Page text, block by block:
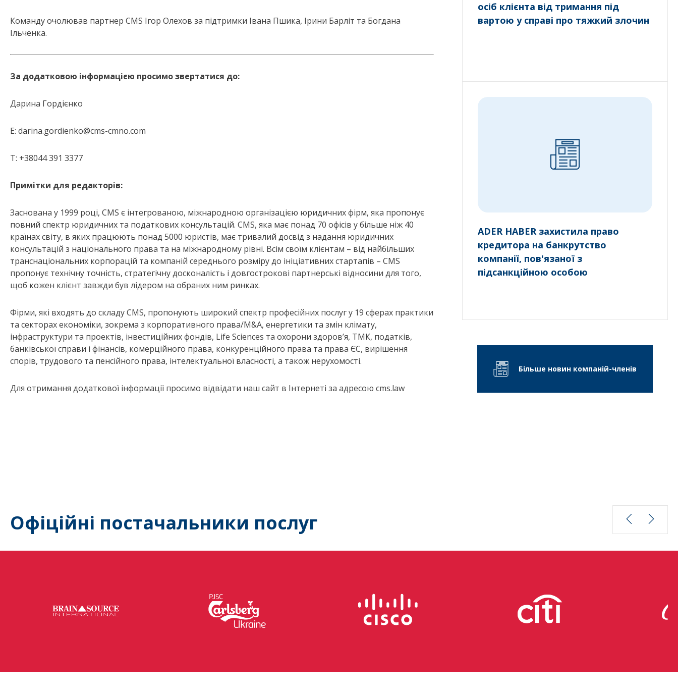
Команду очолював партнер CMS Ігор Олехов за підтримки Івана Пшика, Ірини Барліт та Богдана
Ільченка.
За додатковою інформацією просимо звертатися до:
Дарина Гордієнко
E: darina.gordienko@cms-cmno.com
T: +38044 391 3377
Примітки для редакторів:
Заснована у 1999 році, CMS є інтегрованою, міжнародною організацією юридичних фірм, яка пропонує
повний спектр юридичних та податкових консультацій. CMS, яка має понад 70 офісів у більше ніж 40
країнах світу, в яких працюють понад 5000 юристів, має тривалий досвід з надання юридичних
консультацій з національного права та на міжнародному рівні. Всім своїм клієнтам – від найбільших
транснаціональних корпорацій та компаній середнього розміру до ініціативних стартапів – CMS
пропонує технічну точність, стратегічну досконалість і довгострокові партнерські відносини для того,
щоб кожен клієнт завжди був лідером на обраних ним ринках.
Фірми, які входять до складу CMS, пропонують широкий спектр професійних послуг у 19 сферах практики
та секторах економіки, зокрема з корпоративного права/M&A, енергетики та змін клімату,
інфраструктури та проектів, інвестиційних фондів, Life Sciences та охорони здоров’я, ТМК, податків,
банківської справи і фінансів, комерційного права, конкуренційного права та права ЄС, вирішення
спорів, трудового та пенсійного права, інтелектуальної власності, а також нерухомості.
Для отримання додаткової інформації просимо відвідати наш сайт в Інтернеті за адресою cms.law
осіб клієнта від тримання під
вартою у справі про тяжкий злочин
ADER HABER захистила право
кредитора на банкрутство
компанії, пов'язаної з
підсанкційною особою
Більше новин компаній-членів
Офіційні постачальники послуг